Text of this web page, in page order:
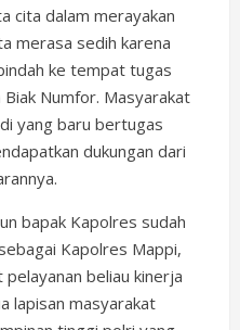
cita dalam merayakan
merasa sedih karena
ke tempat tugas
Numfor. Masyarakat
yang baru bertugas
dukungan dari
bapak Kapolres sudah
Kapolres Mappi,
beliau kinerja
lapisan masyarakat